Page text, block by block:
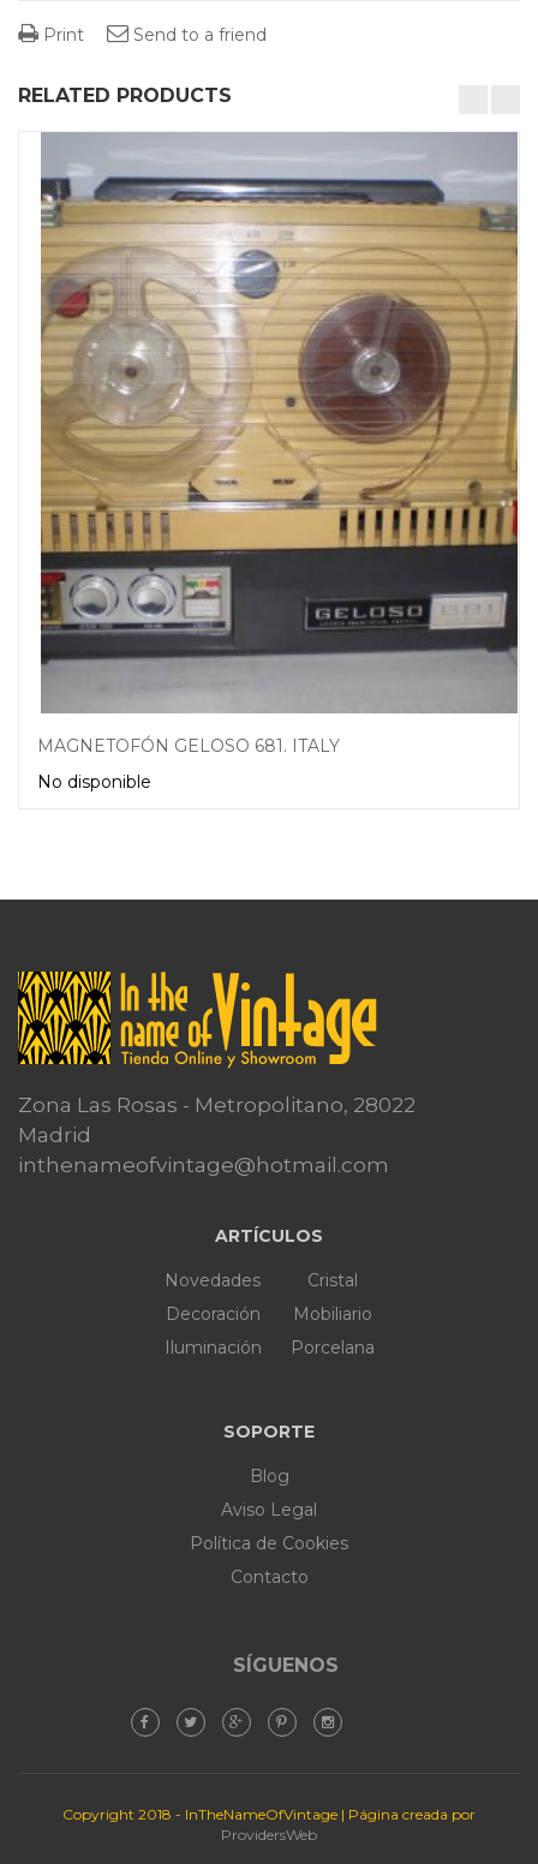
Print Send to a friend
RELATED PRODUCTS
MAGNETOFÓN GELOSO 681. ITALY
No disponible
Zona Las Rosas - Metropolitano, 28022
Madrid
inthenameofvintage@hotmail.com
ARTÍCULOS
Novedades
Decoración
Iluminación
Cristal
Mobiliario
Porcelana
SOPORTE
Blog
Aviso Legal
Política de Cookies
Contacto
SÍGUENOS
Copyright 2018 - InTheNameOfVintage | Página creada por
ProvidersWeb